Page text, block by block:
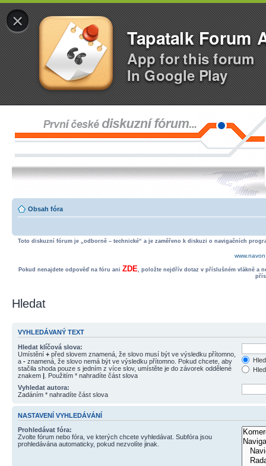
×
Tapatalk Forum
App for this forum
In Google Play
Obsah fóra
Toto diskuzní fórum je „odborně – technické“ a je zaměřeno k diskuzi o navigačních
Pokud nenajdete odpověď na fóru ani ZDE, položte nejdřív dotaz v příslušném vlákně a
Hledat
VYHLEDÁVANÝ TEXT
Hledat klíčová slova:
Umístění + před slovem znamená, že slovo musí být ve výsledku přítomno,
a - znamená, že slovo nemá být ve výsledku přítomno. Pokud chcete, aby
stačila shoda pouze s jedním z více slov, umístěte je do závorek oddělené
znakem | . Použitím * nahradíte část slova
Vyhledat autora:
Zadáním * nahradíte část slova
NASTAVENÍ VYHLEDÁVÁNÍ
Prohledávat fóra:
Zvolte fórum nebo fóra, ve kterých chcete vyhledávat. Subfóra jsou
prohledávána automaticky, pokud nezvolíte jinak.